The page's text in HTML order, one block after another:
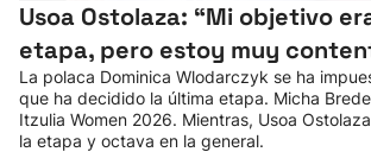
Usoa Ostolaza: “Mi objetivo
etapa, pero estoy muy
La polaca Dominica Wlodarczyk se ha
que ha decidido la última etapa. Micha
Itzulia Women 2026. Mientras, Usoa
la etapa y octava en la general.